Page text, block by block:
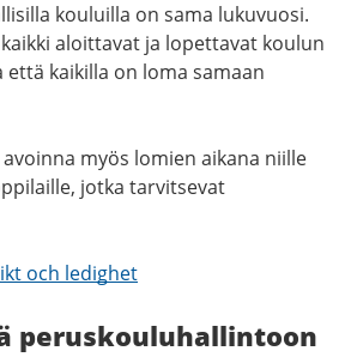
kouluilla on sama lukuvuosi.
aloittavat ja lopettavat koulun
että kaikilla on loma samaan
myös lomien aikana niille
jotka tarvitsevat
och ledighet
peruskouluhallintoon